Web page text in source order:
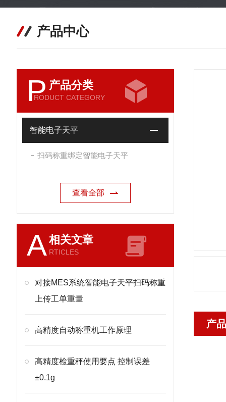
产品中心
P 产品分类
RODUCT CATEGORY
智能电子天平
扫码称重绑定智能电子天平
查看全部
A相关文章
RTICLES
对接MES系统智能电子天平扫码称重
上传工单重量
高精度自动称重机工作原理
高精度检重秤使用要点 控制误差
±0.1g
产